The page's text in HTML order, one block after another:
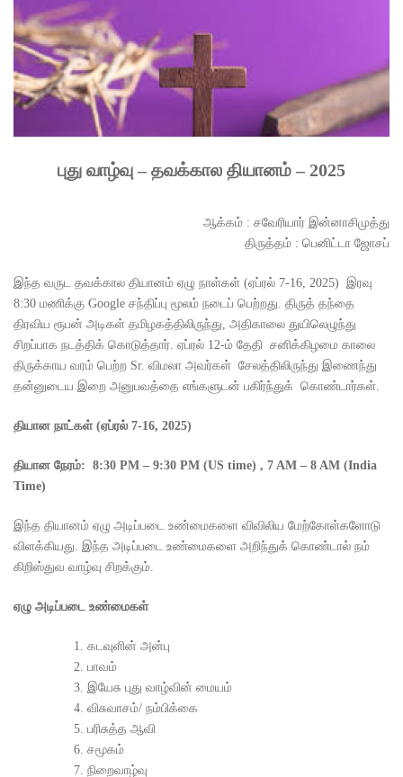
புது வாழ்வு – தவக்கால தியானம் – 2025
ஆக்கம் : சவேரியார் இன்னாசிமுத்து
திருத்தம் : பெனிட்டா ஜோசப்
இந்த வருட தவக்கால தியானம் ஏழு நாள்கள் (ஏப்ரல் 7-16, 2025) இரவு
8:30 மணிக்கு Google சந்திப்பு மூலம் நடைப் பெற்றது. திருத் தந்தை
திரவிய ரூபன் அடிகள் தமிழகத்திலிருந்து, அதிகாலை துயிலெழுந்து
சிறப்பாக நடத்திக் கொடுத்தார். ஏப்ரல் 12-ம் தேதி சனிக்கிழமை காலை
திருக்காய வரம் பெற்ற Sr. விமலா அவர்கள் சேலத்திலிருந்து இணைந்து
தன்னுடைய இறை அனுபவத்தை எங்களுடன் பகிர்ந்துக் கொண்டார்கள்.
தியான நாட்கள் (ஏப்ரல் 7-16, 2025)
தியான நேரம்: 8:30 PM – 9:30 PM (US time) , 7 AM – 8 AM (India
Time)
இந்த தியானம் ஏழு அடிப்படை உண்மைகளை விவிலிய மேற்கோள்களோடு
விளக்கியது. இந்த அடிப்படை உண்மைகளை அறிந்துக் கொண்டால் நம்
கிறிஸ்துவ வாழ்வு சிறக்கும்.
ஏழு அடிப்படை உண்மைகள்
கடவுளின் அன்பு
பாவம்
இயேசு புது வாழ்வின் மையம்
விசுவாசம்/ நம்பிக்கை
பரிசுத்த ஆவி
சமூகம்
நிறைவாழ்வு